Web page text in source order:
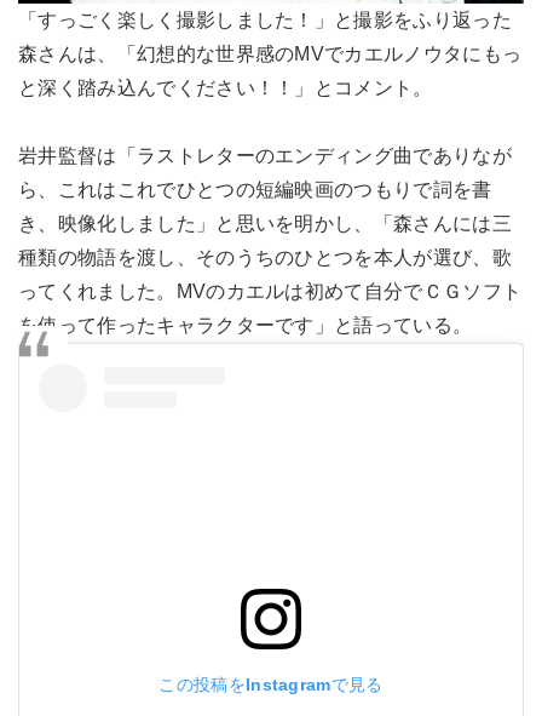
「すっごく楽しく撮影しました！」と撮影をふり返った
森さんは、「幻想的な世界感のMVでカエルノウタにもっ
と深く踏み込んでください！！」とコメント。
岩井監督は「ラストレターのエンディング曲でありなが
ら、これはこれでひとつの短編映画のつもりで詞を書
き、映像化しました」と思いを明かし、「森さんには三
種類の物語を渡し、そのうちのひとつを本人が選び、歌
ってくれました。MVのカエルは初めて自分でＣＧソフト
を使って作ったキャラクターです」と語っている。
この投稿をInstagramで見る